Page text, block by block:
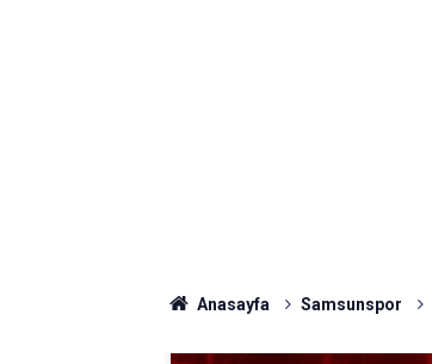
Anasayfa Samsunspor